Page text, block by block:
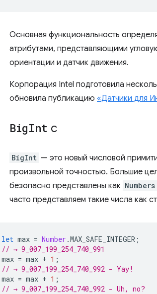
Основная функциональность
атрибутами, представляющими
ориентации и датчик движения.
Корпорация Intel подготовила
обновила публикацию «Датчики для
BigInt с
BigInt — это новый числовой
произвольной точностью. Большие
безопасно представлены как Numbers
часто представляем такие числа как
let max = Number .MAX_SAFE_INTEGER ;
// → 9_007_199_254_740_991
max = max + 1 ;
// → 9_007_199_254_740_992 - Yay!
max = max + 1 ;
// → 9_007_199_254_740_992 - Uh, no?